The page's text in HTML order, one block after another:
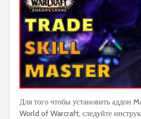
Для того чтобы установить аддон
World of Warcraft, следуйте